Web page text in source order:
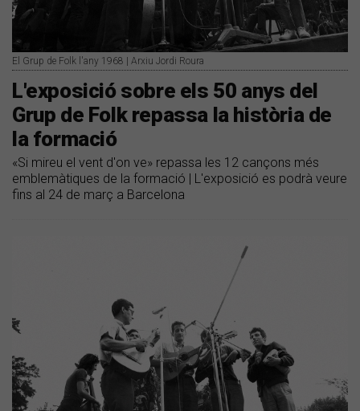
El Grup de Folk l'any 1968 | Arxiu Jordi Roura
L'exposició sobre els 50 anys del
Grup de Folk repassa la història de
la formació
«Si mireu el vent d'on ve» repassa les 12 cançons més
emblemàtiques de la formació | L'exposició es podrà veure
fins al 24 de març a Barcelona